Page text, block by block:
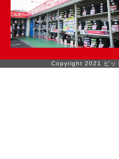
Copyright 2021 ピッ